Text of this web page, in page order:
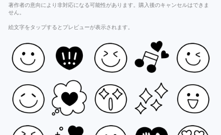
著作者の意向により非対応になる可能性があります。購入後のキャンセルはできま
せん。
絵文字をタップするとプレビューが表示されます。